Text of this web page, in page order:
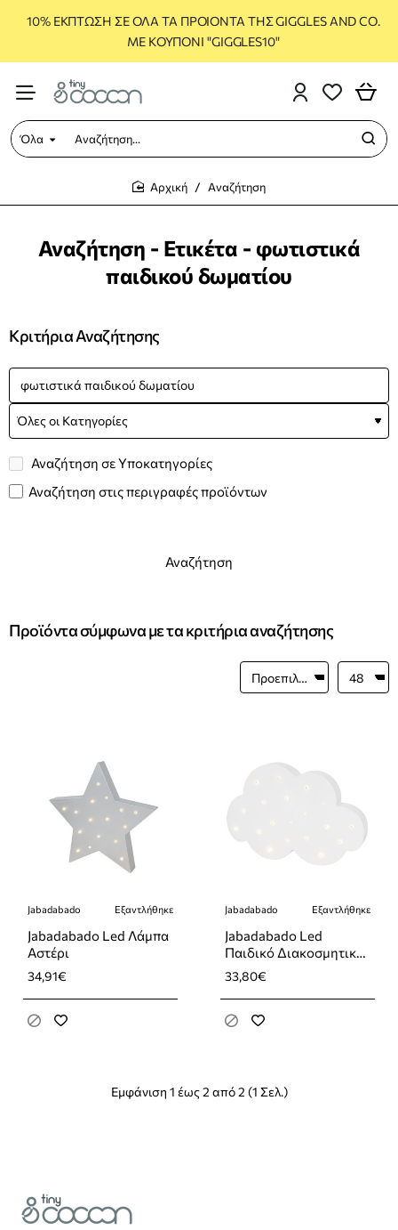
10% ΕΚΠΤΩΣΗ ΣΕ ΟΛΑ ΤΑ ΠΡΟΙΟΝΤΑ ΤΗΣ GIGGLES AND CO.
ΜΕ ΚΟΥΠΟΝΙ "GIGGLES10"
Όλα
Αναζήτηση...
Αναζήτηση - Ετικέτα - φωτιστικά
παιδικού δωματίου
Αναζήτηση
Κριτήρια Αναζήτησης
Αναζήτηση σε Υποκατηγορίες
Αναζήτηση στις περιγραφές προϊόντων
Αναζήτηση
Προϊόντα σύμφωνα με τα κριτήρια αναζήτησης
Εξαντλήθηκε
Jabadabado Εξαντλήθηκε
Jabadabado Led Λάμπα
Αστέρι
34,91€
Εξαντλήθηκε
Jabadabado Εξαντλήθηκε
Jabadabado Led
Παιδικό Διακοσμητικό
Φωτιστικό Συννεφάκι
με Εναλλαγές
Χρωματισμών Λευκό
20x4x29εκ.
33,80€
Εμφάνιση 1 έως 2 από 2 (1 Σελ.)